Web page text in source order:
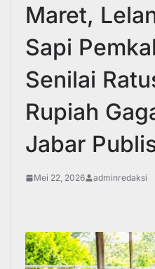
Maret,
Sapi
Senilai
Rupiah
Jabar
Mei 22, 2026 adminredaksi